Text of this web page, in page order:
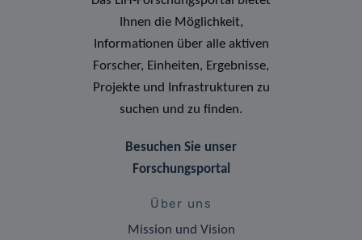
Ihnen die Möglichkeit,
Informationen über alle aktiven
Forscher, Einheiten, Ergebnisse,
Projekte und Infrastrukturen zu
suchen und zu finden.
Besuchen Sie unser
Forschungsportal
Über uns
Mission und Vision